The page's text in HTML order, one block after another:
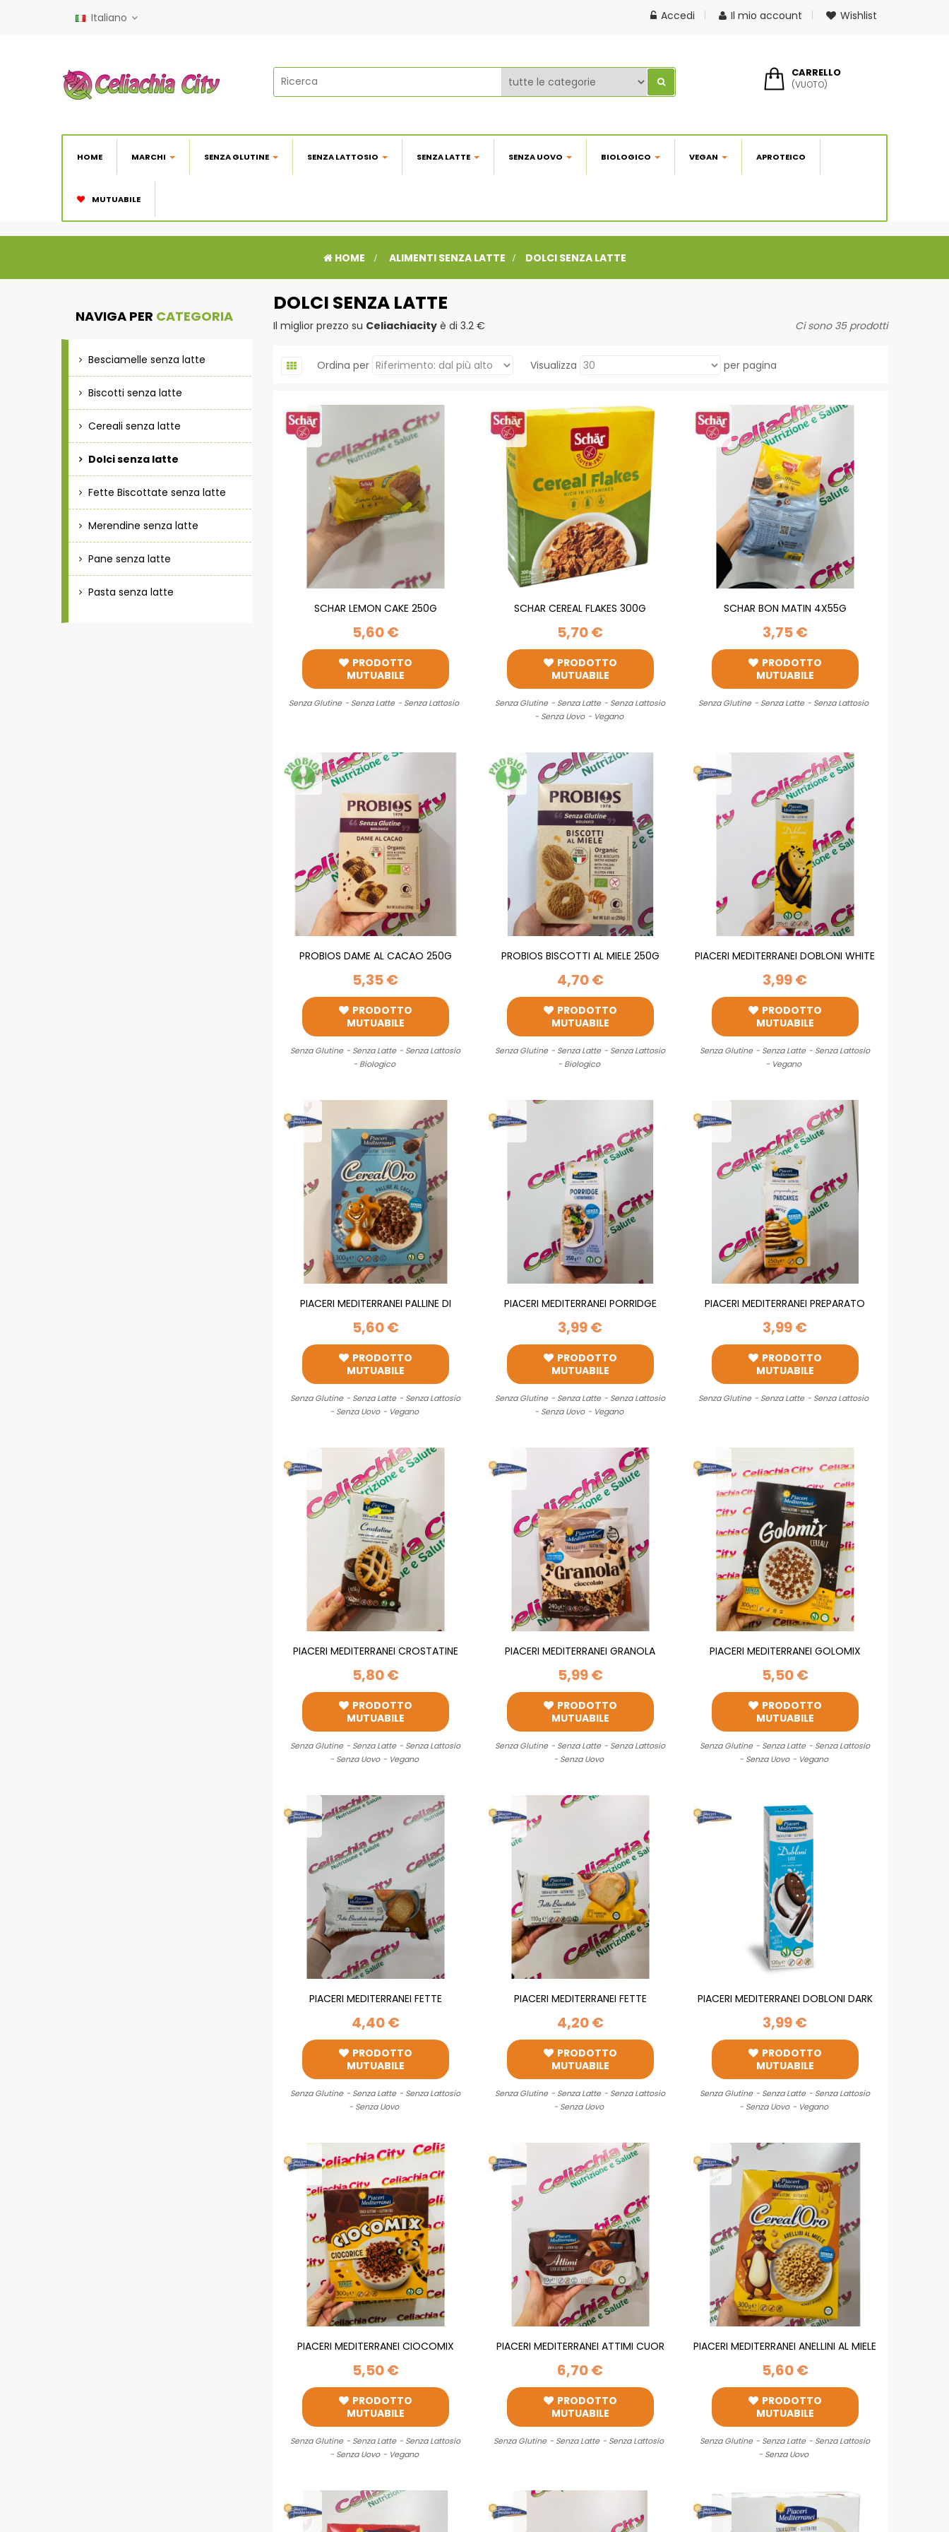
Accedi Il mio account Wishlist
Italiano
CARRELLO
(VUOTO)
HOME MARCHI SENZA GLUTINE SENZA LATTOSIO SENZA LATTE SENZA UOVO BIOLOGICO VEGAN APROTEICO
MUTUABILE
HOME > ALIMENTI SENZA LATTE > DOLCI SENZA LATTE
NAVIGA PER CATEGORIA
Besciamelle senza latte
Biscotti senza latte
Cereali senza latte
Dolci senza latte
Fette Biscottate senza latte
Merendine senza latte
Pane senza latte
Pasta senza latte
DOLCI SENZA LATTE
Il miglior prezzo su Celiachiacity è di 3.2 € Ci sono 35 prodotti
Ordina per Visualizza per pagina
SCHAR LEMON CAKE 250G
5,60 €
PRODOTTO
MUTUABILE
Senza Glutine - Senza Latte - Senza Lattosio
SCHAR CEREAL FLAKES 300G
5,70 €
PRODOTTO
MUTUABILE
Senza Glutine - Senza Latte - Senza Lattosio
- Senza Uovo - Vegano
SCHAR BON MATIN 4X55G
3,75 €
PRODOTTO
MUTUABILE
Senza Glutine - Senza Latte - Senza Lattosio
PROBIOS DAME AL CACAO 250G
5,35 €
PRODOTTO
MUTUABILE
Senza Glutine - Senza Latte - Senza Lattosio
- Biologico
PROBIOS BISCOTTI AL MIELE 250G
4,70 €
PRODOTTO
MUTUABILE
Senza Glutine - Senza Latte - Senza Lattosio
- Biologico
PIACERI MEDITERRANEI DOBLONI WHITE
3,99 €
PRODOTTO
MUTUABILE
Senza Glutine - Senza Latte - Senza Lattosio
- Vegano
PIACERI MEDITERRANEI PALLINE DI
5,60 €
PRODOTTO
MUTUABILE
Senza Glutine - Senza Latte - Senza Lattosio
- Senza Uovo - Vegano
PIACERI MEDITERRANEI PORRIDGE
3,99 €
PRODOTTO
MUTUABILE
Senza Glutine - Senza Latte - Senza Lattosio
- Senza Uovo - Vegano
PIACERI MEDITERRANEI PREPARATO
3,99 €
PRODOTTO
MUTUABILE
Senza Glutine - Senza Latte - Senza Lattosio
PIACERI MEDITERRANEI CROSTATINE
5,80 €
PRODOTTO
MUTUABILE
Senza Glutine - Senza Latte - Senza Lattosio
- Senza Uovo - Vegano
PIACERI MEDITERRANEI GRANOLA
5,99 €
PRODOTTO
MUTUABILE
Senza Glutine - Senza Latte - Senza Lattosio
- Senza Uovo
PIACERI MEDITERRANEI GOLOMIX
5,50 €
PRODOTTO
MUTUABILE
Senza Glutine - Senza Latte - Senza Lattosio
- Senza Uovo - Vegano
PIACERI MEDITERRANEI FETTE
4,40 €
PRODOTTO
MUTUABILE
Senza Glutine - Senza Latte - Senza Lattosio
- Senza Uovo
PIACERI MEDITERRANEI FETTE
4,20 €
PRODOTTO
MUTUABILE
Senza Glutine - Senza Latte - Senza Lattosio
- Senza Uovo
PIACERI MEDITERRANEI DOBLONI DARK
3,99 €
PRODOTTO
MUTUABILE
Senza Glutine - Senza Latte - Senza Lattosio
- Senza Uovo - Vegano
PIACERI MEDITERRANEI CIOCOMIX
5,50 €
PRODOTTO
MUTUABILE
Senza Glutine - Senza Latte - Senza Lattosio
- Senza Uovo - Vegano
PIACERI MEDITERRANEI ATTIMI CUOR
6,70 €
PRODOTTO
MUTUABILE
Senza Glutine - Senza Latte - Senza Lattosio
PIACERI MEDITERRANEI ANELLINI AL MIELE
5,60 €
PRODOTTO
MUTUABILE
Senza Glutine - Senza Latte - Senza Lattosio
- Senza Uovo